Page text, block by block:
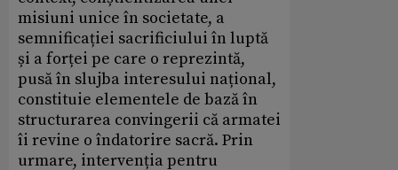
misiuni unice în societate, a
semnificației sacrificiului în luptă
și a forței pe care o reprezintă,
pusă în slujba interesului național,
constituie elementele de bază în
structurarea convingerii că armatei
îi revine o îndatorire sacră. Prin
urmare, intervenția pentru